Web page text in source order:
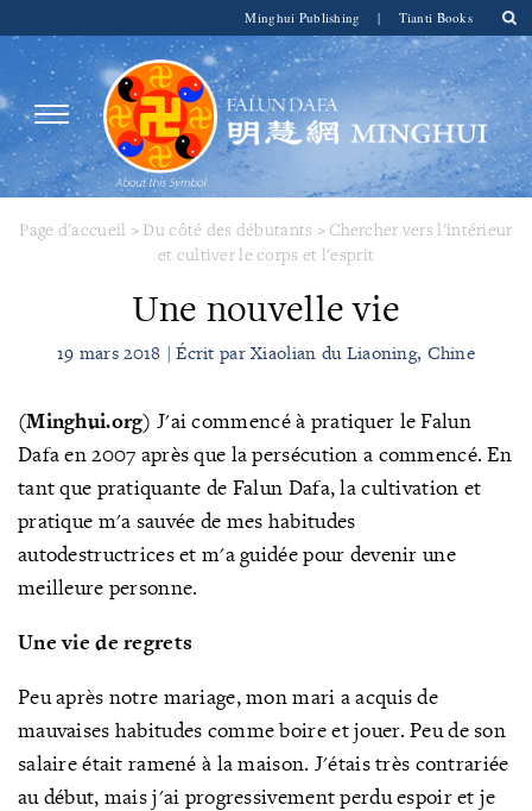
Minghui Publishing | Tianti Books
Page d'accueil > Du côté des débutants >Chercher vers l'intérieur
et cultiver le corps et l'esprit
Une nouvelle vie
19 mars 2018 | Écrit par Xiaolian du Liaoning, Chine
(Minghui.org)J'ai commencé à pratiquer le Falun
Dafa en 2007 après que la persécution a commencé. En
tant que pratiquante de Falun Dafa, la cultivation et
pratique m'a sauvée de mes habitudes
autodestructrices et m'a guidée pour devenir une
meilleure personne.
Une vie de regrets
Peu après notre mariage, mon mari a acquis de
mauvaises habitudes comme boire et jouer. Peu de son
salaire était ramené à la maison. J'étais très contrariée
au début, mais j'ai progressivement perdu espoir et je